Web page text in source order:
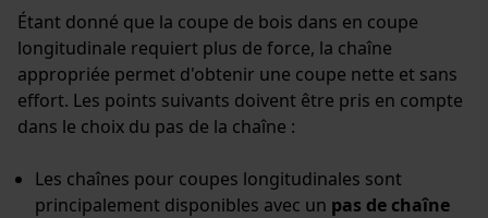
Étant donné que la coupe de bois dans en coupe
longitudinale requiert plus de force, la chaîne
appropriée permet d'obtenir une coupe nette et sans
effort. Les points suivants doivent être pris en compte
dans le choix du pas de la chaîne :
Les chaînes pour coupes longitudinales sont
principalement disponibles avec un pas de chaîne
Vidéos YouTube
Google Maps
Prise de contact par chat
Cookies marketing